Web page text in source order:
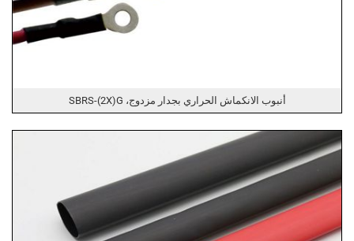
أنبوب الانكماش الحراري بجدار مزدوج، SBRS-(2X)G